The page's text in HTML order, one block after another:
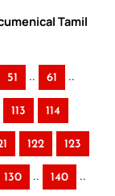
Tamil
51 .. 61 ..
113 114
122 123
130 .. 140 ..